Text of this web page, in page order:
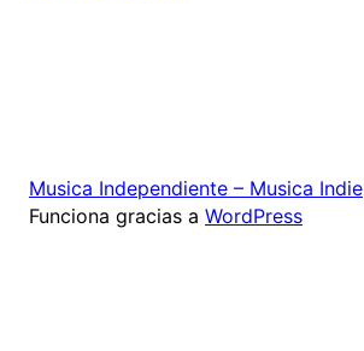
Musica Independiente – Musica Indie
Funciona gracias a WordPress